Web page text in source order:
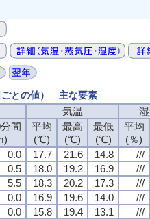
との値） 主な要素
気温
間
平均
(℃)
最高
(℃)
最低
(℃)
平均
(％)
0.0 17.7 21.6 14.8
///
0.5 18.0 19.2 16.9
///
5.5 18.3 20.2 17.3
///
0.0 16.9 19.6 14.0
///
0.0 15.8 19.4 13.1
///
気温
間
平均
(℃)
最高
(℃)
最低
(℃)
平均
(％)
0.0 17.7 21.6 14.8
///
0.5 18.0 19.2 16.9
///
5.5 18.3 20.2 17.3
///
0.0 16.9 19.6 14.0
///
0.0 15.8 19.4 13.1
///
気温
間
平均
(℃)
最高
(℃)
最低
(℃)
平均
(％)
0.0 17.7 21.6 14.8
///
0.5 18.0 19.2 16.9
///
5.5 18.3 20.2 17.3
///
0.0 16.9 19.6 14.0
///
0.0 15.8 19.4 13.1
///
気温
間
平均
(℃)
最高
(℃)
最低
(℃)
平均
(％)
0.0 17.7 21.6 14.8
///
0.5 18.0 19.2 16.9
///
5.5 18.3 20.2 17.3
///
0.0 16.9 19.6 14.0
///
0.0 15.8 19.4 13.1
///